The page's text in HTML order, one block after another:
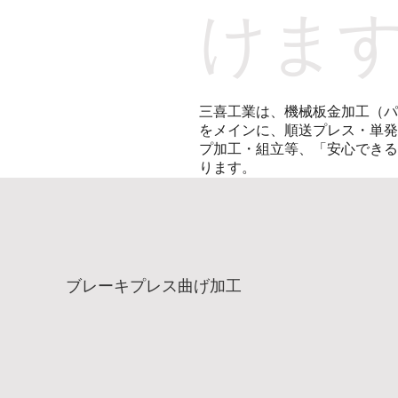
けま
三喜工業は、機械板金加工（
をメインに、順送プレス・単
プ加工・組立等、「安心でき
ります。
ブレーキプレス曲げ加工